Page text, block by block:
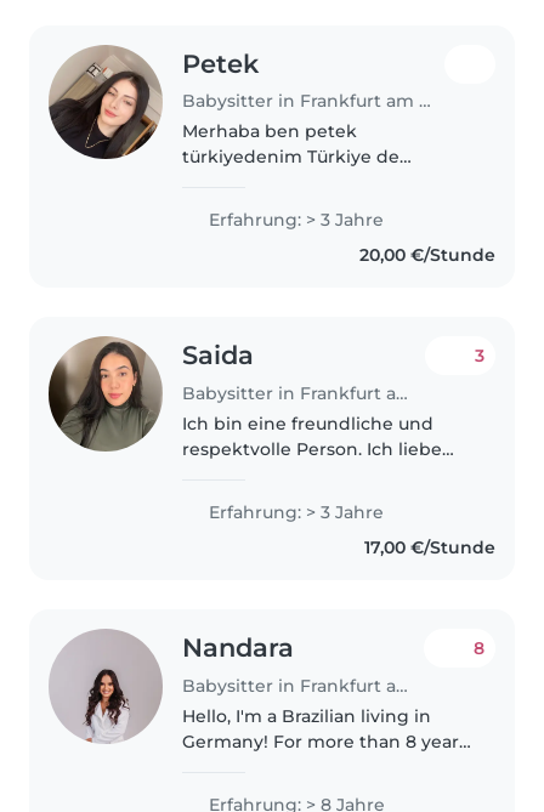
Petek
Babysitter in Frankfurt am Main
Merhaba ben petek
türkiyedenim Türkiye de
Almanya çocuk bakıyorum.
Sabırlıyım çocuklarla vakit
Erfahrung: > 3 Jahre
20,00 €/Stunde
Saida
Babysitter in Frankfurt am Main
3
Ich bin eine freundliche und
respektvolle Person. Ich liebe
mich sehr gern um Kinder. Ich
sorge immer für eine sichere
und warme Umgebung voller
Erfahrung: > 3 Jahre
17,00 €/Stunde
Nandara
Babysitter in Frankfurt am Main
8
Hello, I'm a Brazilian living in
Germany! For more than 8 years,
teaching children aged 2 to 12,
Erfahrung: > 8 Jahre